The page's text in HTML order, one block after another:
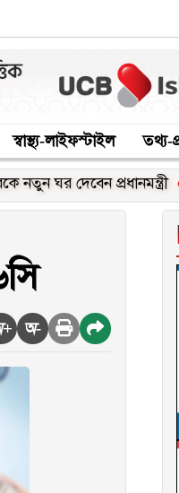
স্বাস্থ্য-লাইফস্টাইল তথ্য-
দেবেন প্রধানমন্ত্রী
অ-